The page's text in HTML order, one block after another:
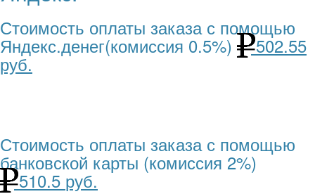
Стоимость оплаты заказа с помощью
Яндекс.денег(комиссия 0.5%) 502.55
Стоимость оплаты заказа с помощью
банковской карты (комиссия 2%)
510.5